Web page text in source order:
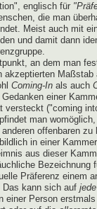
englisch für
die man
Meist auch mit
und damit dann
an dem man
akzeptierten Maßstab
Coming-In als auch
einer
versteckt ("coming
man
offenbaren
in einer
aus dieser
Bezeichnung
Präferenz einem
kann sich auf
einer Person